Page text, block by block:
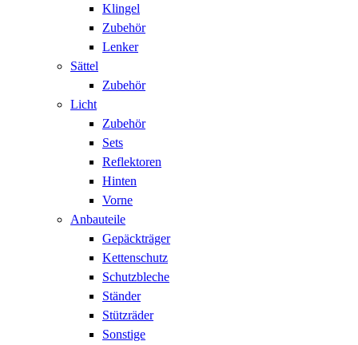
Klingel
Zubehör
Lenker
Sättel
Zubehör
Licht
Zubehör
Sets
Reflektoren
Hinten
Vorne
Anbauteile
Gepäckträger
Kettenschutz
Schutzbleche
Ständer
Stützräder
Sonstige